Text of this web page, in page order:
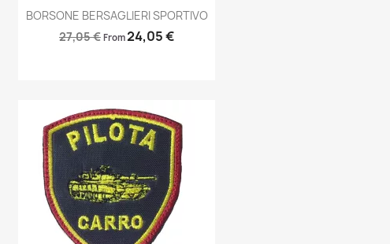
Anteprima
BORSONE BERSAGLIERI SPORTIVO
27,05 € From24,05 €